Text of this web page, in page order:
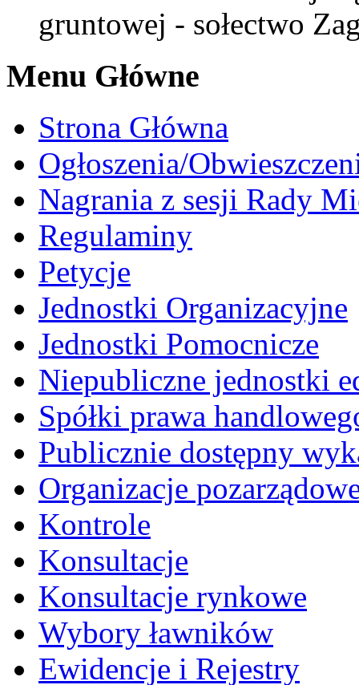
gruntowej - sołectwo
Menu Główne
Strona Główna
Ogłoszenia/
Nagrania z sesji Rady
Regulaminy
Petycje
Jednostki Organizacyjne
Jednostki Pomocnicze
Niepubliczne jednostki
Spółki prawa
Publicznie dostępny
Organizacje
Kontrole
Konsultacje
Konsultacje rynkowe
Wybory ławników
Ewidencje i Rejestry